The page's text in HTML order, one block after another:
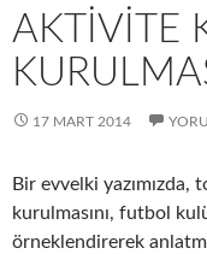
AKTIVITE
17 MART 2014
Bir evvelki yazımızda,
kurulmasını, futbol
örneklendirerek